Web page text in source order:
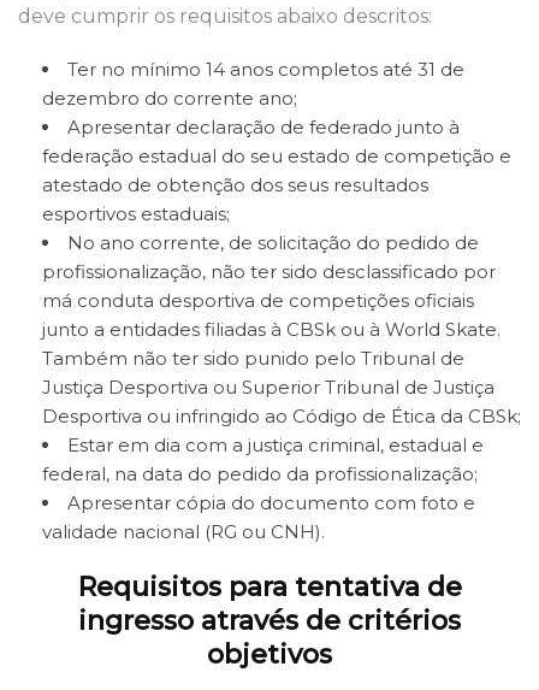
deve cumprir os requisitos abaixo descritos:
Ter no mínimo 14 anos completos até 31 de
dezembro do corrente ano;
Apresentar declaração de federado junto à
federação estadual do seu estado de competição e
atestado de obtenção dos seus resultados
esportivos estaduais;
No ano corrente, de solicitação do pedido de
profissionalização, não ter sido desclassificado por
má conduta desportiva de competições oficiais
junto a entidades filiadas à CBSk ou à World Skate.
Também não ter sido punido pelo Tribunal de
Justiça Desportiva ou Superior Tribunal de Justiça
Desportiva ou infringido ao Código de Ética da CBSk;
Estar em dia com a justiça criminal, estadual e
federal, na data do pedido da profissionalização;
Apresentar cópia do documento com foto e
validade nacional (RG ou CNH).
Requisitos para tentativa de
ingresso através de critérios
objetivos